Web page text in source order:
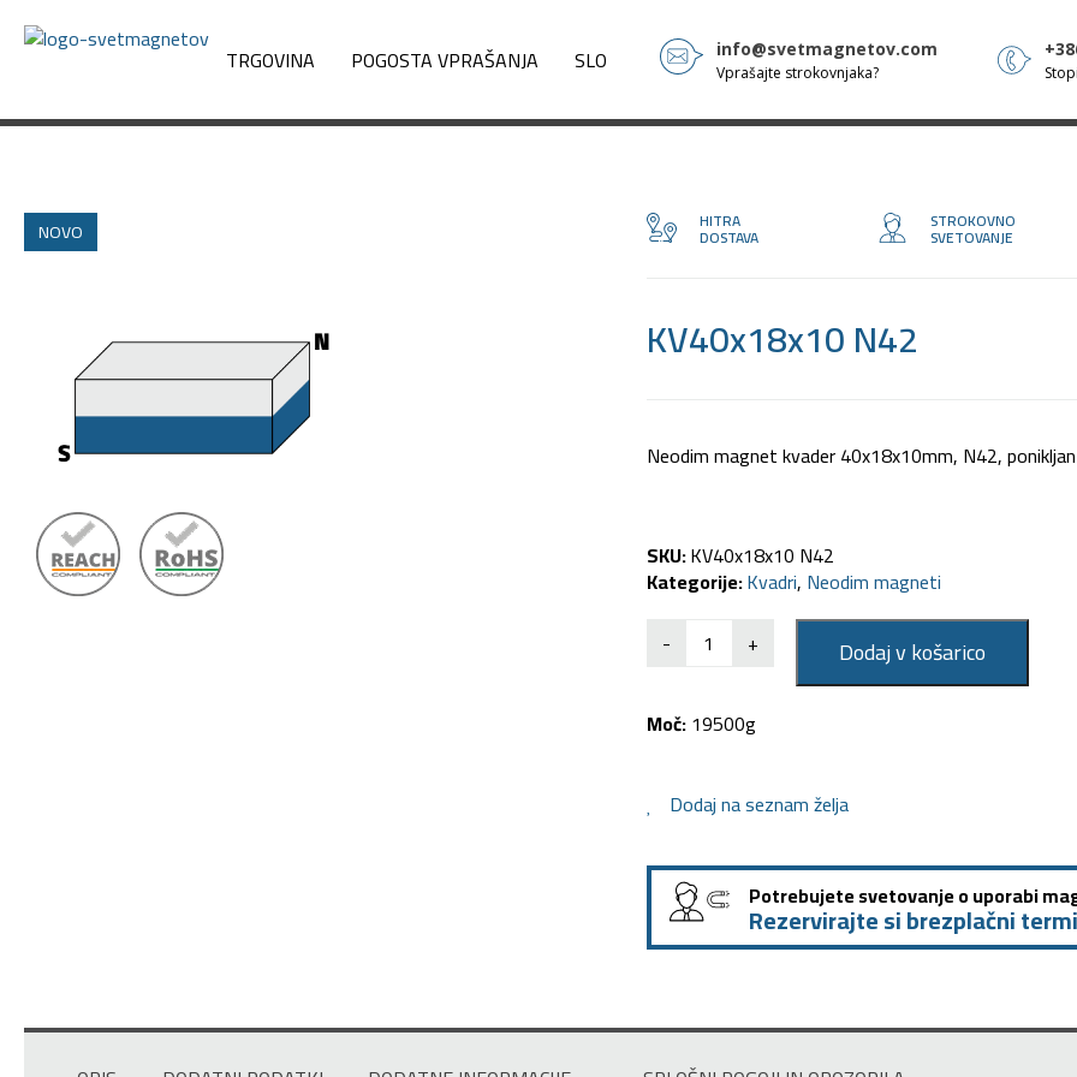
TRGOVINA POGOSTA VPRAŠANJA SLO info@svetmagnetov.com
Vprašajte strokovnjaka?
NOVO HITRA
DOSTAVA
STROKOVNO
SVETOVANJE
KV40x18x10 N42
Neodim magnet kvader 40x18x10mm, N42, ponikljan
SKU:KV40x18x10 N42
Kategorije:Kvadri, Neodim magneti
-
+ Dodaj v košarico
Moč:19500g
Dodaj na seznam želja
Potrebujete svetovanje o uporabi
Rezervirajte si brezplačni